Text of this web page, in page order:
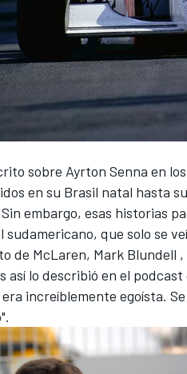
sobre Ayrton Senna en
en su Brasil natal hasta
embargo, esas historias
sudamericano, que solo se
de McLaren, Mark Blundell
así lo describió en el podcast
increíblemente egoísta.